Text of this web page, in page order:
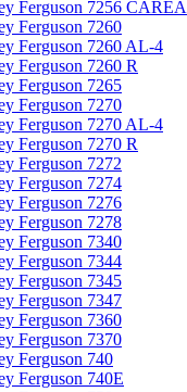
Ferguson 7256 CAREA
Ferguson 7260
Ferguson 7260 AL-4
Ferguson 7260 R
Ferguson 7265
Ferguson 7270
Ferguson 7270 AL-4
Ferguson 7270 R
Ferguson 7272
Ferguson 7274
Ferguson 7276
Ferguson 7278
Ferguson 7340
Ferguson 7344
Ferguson 7345
Ferguson 7347
Ferguson 7360
Ferguson 7370
Ferguson 740
Ferguson 740E